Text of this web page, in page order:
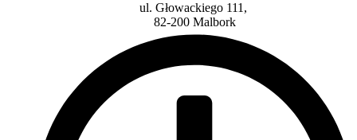
ul. Głowackiego 111,
82-200 Malbork